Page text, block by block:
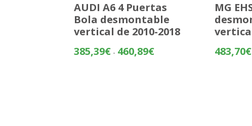
AUDI A6 4 Puertas
Bola desmontable
vertical de 2010-2018
385,39€ - 460,89€Rango
MG
483,70€